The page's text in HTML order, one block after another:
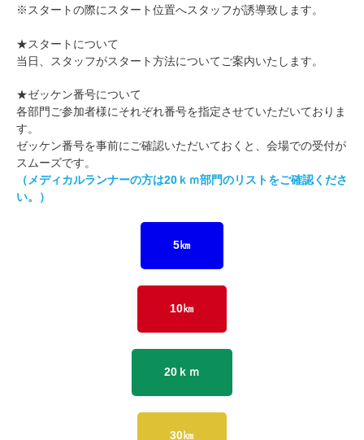
※スタートの際にスタート位置へスタッフが誘導致します。
★スタートについて
当日、スタッフがスタート方法についてご案内いたします。
★ゼッケン番号について
各部門ご参加者様にそれぞれ番号を指定させていただいておりま
す。
ゼッケン番号を事前にご確認いただいておくと、会場での受付が
スムーズです。
（メディカルランナーの方は20ｋｍ部門のリストをご確認くださ
い。）
5㎞
10㎞
20ｋｍ
30㎞